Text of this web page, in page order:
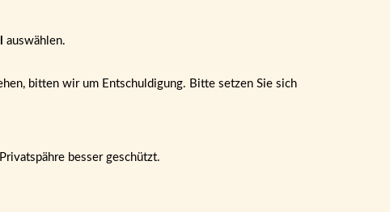
auswählen.
bitten wir um Entschuldigung. Bitte setzen Sie sich
besser geschützt.